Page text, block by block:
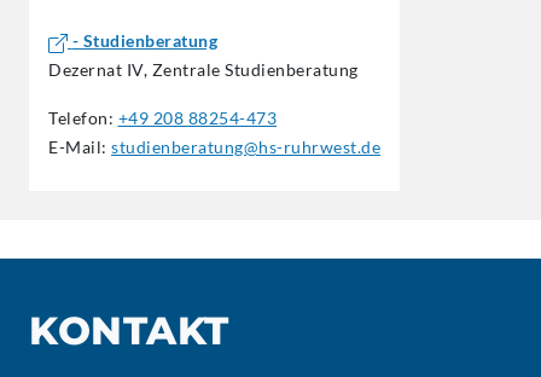
- Studienberatung
Dezernat IV, Zentrale Studienberatung
Telefon: +49 208 88254-473
E-Mail: studienberatung@hs-ruhrwest.de
KONTAKT